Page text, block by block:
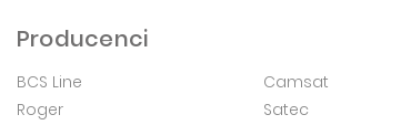
Producenci
BCS Line
Roger
Camsat
Satec